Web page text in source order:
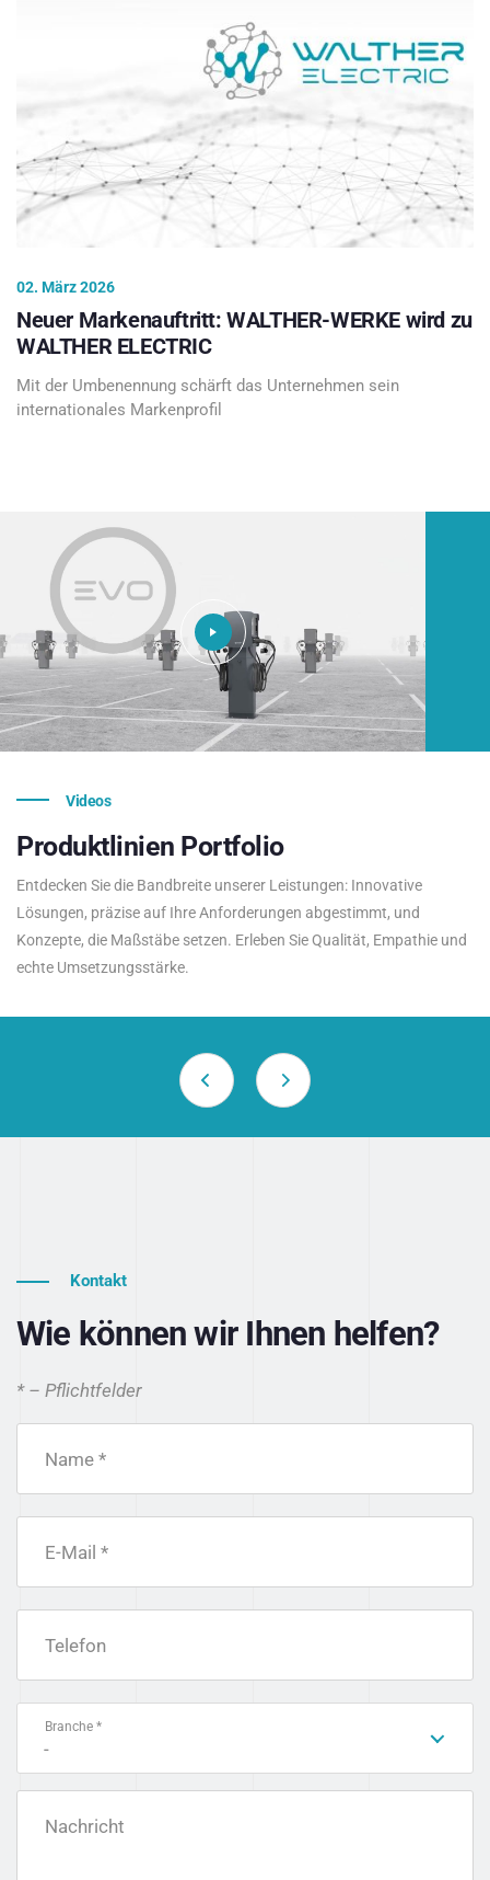
02. März 2026
Neuer Markenauftritt: WALTHER-WERKE wird zu
WALTHER ELECTRIC
Mit der Umbenennung schärft das Unternehmen sein
internationales Markenprofil
Videos
Produktlinien Portfolio
Entdecken Sie die Bandbreite unserer Leistungen: Innovative
Lösungen, präzise auf Ihre Anforderungen abgestimmt, und
Konzepte, die Maßstäbe setzen. Erleben Sie Qualität, Empathie und
echte Umsetzungsstärke.
Kontakt
Wie können wir Ihnen helfen?
* – Pflichtfelder
Name *
E-Mail *
Telefon
Branche *
-
Nachricht